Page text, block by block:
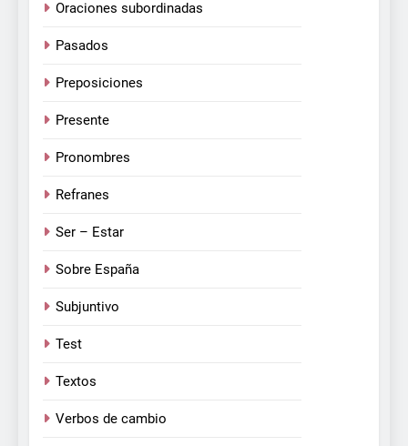
Oraciones subordinadas
Pasados
Preposiciones
Presente
Pronombres
Refranes
Ser – Estar
Sobre España
Subjuntivo
Test
Textos
Verbos de cambio